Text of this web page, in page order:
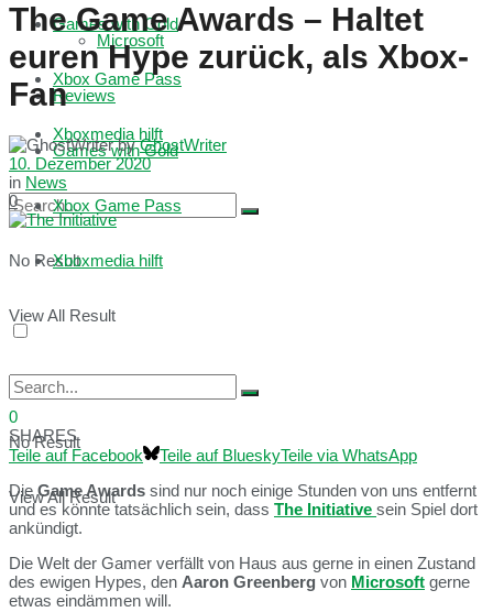
Games with Gold
Xbox Game Pass
Xboxmedia hilft
No Result
View All Result
Microsoft
Reviews
Games with Gold
Xbox Game Pass
Xboxmedia hilft
No Result
View All Result
The Game Awards – Haltet
euren Hype zurück, als Xbox-
Fan
by GhostWriter
10. Dezember 2020
in News
0
0
SHARES
Teile auf Facebook
Teile auf BlueskyTeile via WhatsApp
DieGame Awards sind nur noch einige Stunden von uns entfernt
und es könnte tatsächlich sein, dass The Initiative sein Spiel dort
ankündigt.
Die Welt der Gamer verfällt von Haus aus gerne in einen Zustand
des ewigen Hypes, den Aaron Greenberg von Microsoft gerne
etwas eindämmen will.